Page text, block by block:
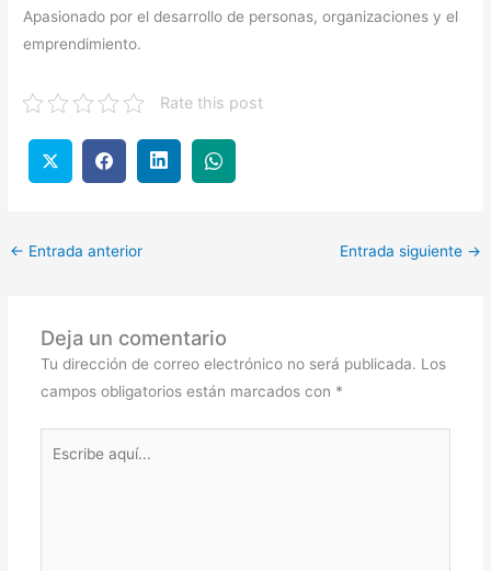
Apasionado por el desarrollo de personas, organizaciones y el
emprendimiento.
Rate this post
← Entrada anterior Entrada siguiente →
Deja un comentario
Tu dirección de correo electrónico no será publicada. Los
campos obligatorios están marcados con *